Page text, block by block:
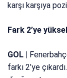
karşı karşıya
Fark 2’ye
GOL |
farkı 2’ye